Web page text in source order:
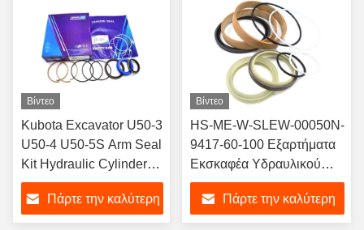
Βίντεο
Kubota Excavator U50-3
U50-4 U50-5S Arm Seal
Kit Hydraulic Cylinder
Oil Seal Repair Kit
Heavy Duty Machine
Parts for Seals
Πάρτε την καλύτερη
Βίντεο
HS-ME-W-SLEW-00050N-
9417-60-100 Εξαρτήματα
Εκσκαφέα Υδραυλικού
Κυλίνδρου, Μέρη Μηχανής
Σφραγίδας Λαδιού
Πάρτε την καλύτερη